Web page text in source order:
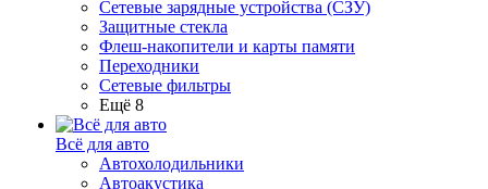
Сетевые зарядные устройства (СЗУ)
Защитные стекла
Флеш-накопители и карты памяти
Переходники
Сетевые фильтры
Ещё 8
Всё для авто
Автохолодильники
Автоакустика